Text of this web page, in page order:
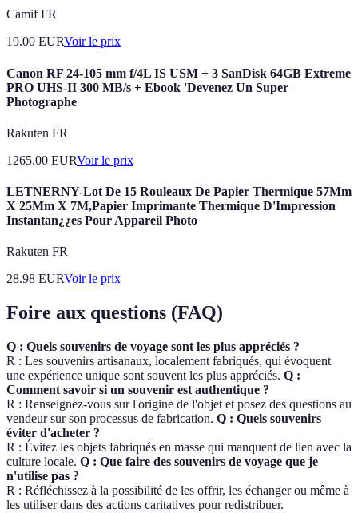
Camif FR
19.00 EURVoir le prix
Canon RF 24-105 mm f/4L IS USM + 3 SanDisk 64GB Extreme
PRO UHS-II 300 MB/s + Ebook 'Devenez Un Super
Photographe
Rakuten FR
1265.00 EURVoir le prix
LETNERNY-Lot De 15 Rouleaux De Papier Thermique 57Mm
X 25Mm X 7M,Papier Imprimante Thermique D'Impression
Instantan¿¿es Pour Appareil Photo
Rakuten FR
28.98 EURVoir le prix
Foire aux questions (FAQ)
Q : Quels souvenirs de voyage sont les plus appréciés ?
R : Les souvenirs artisanaux, localement fabriqués, qui évoquent
une expérience unique sont souvent les plus appréciés. Q :
Comment savoir si un souvenir est authentique ?
R : Renseignez-vous sur l'origine de l'objet et posez des questions au
vendeur sur son processus de fabrication. Q : Quels souvenirs
éviter d'acheter ?
R : Évitez les objets fabriqués en masse qui manquent de lien avec la
culture locale. Q : Que faire des souvenirs de voyage que je
n'utilise pas ?
R : Réfléchissez à la possibilité de les offrir, les échanger ou même à
les utiliser dans des actions caritatives pour redistribuer.